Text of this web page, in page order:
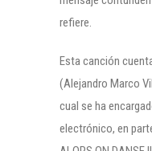
refiere.
Esta canción
(Alejandro Marco
cual se ha
electrónico, en